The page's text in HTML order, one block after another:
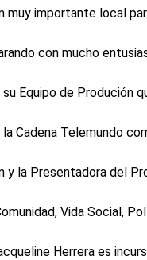
muy importante local
con mucho
Equipo de Produción
Cadena Telemundo
y la Presentadora del
Vida Social,
Herrera es